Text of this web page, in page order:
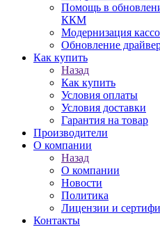
Помощь в
ККМ
Модернизация
Обновление
Как купить
Назад
Как купить
Условия оплаты
Условия доставки
Гарантия на товар
Производители
О компании
Назад
О компании
Новости
Политика
Лицензии и
Контакты